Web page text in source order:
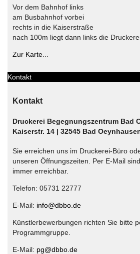
Vor dem Bahnhof links
am Busbahnhof vorbei
rechts in die Kaiserstraße
nach 100m liegt dann links die
Zur Karte...
Kontakt
Kontakt
Druckerei Begegnungszentrum Bad
Kaiserstr. 14 | 32545 Bad
Sie erreichen uns im Druckerei-Büro
unseren Öffnungszeiten. Per E-Mail
immer erreichbar.
Telefon: 05731 22777
E-Mail: info@dbbo.de
Künstlerbewerbungen richten Sie bitte
Programmgruppe.
E-Mail: pg@dbbo.de